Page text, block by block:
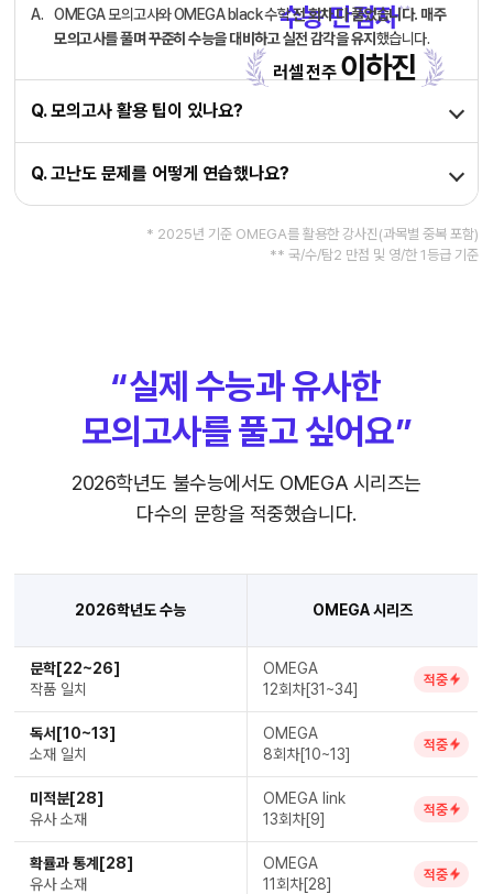
수능 만점자* *
러셀 전주 이하진
OMEGA 모의고사와 OMEGA black 수학전 회차 다 풀었습니다. 매주
모의고사를 풀며 꾸준히 수능을 대비하고 실전 감각을 유지했습니다.
Q. 모의고사 활용 팁이 있나요?
Q. 고난도 문제를 어떻게 연습했나요?
* 2025년 기준 OMEGA를 활용한 강사진(과목별 중복 포함)
** 국/수/탐2 만점 및 영/한 1등급 기준
“실제 수능과 유사한
모의고사를 풀고 싶어요”
2026학년도 불수능에서도 OMEGA 시리즈는
다수의 문항을 적중했습니다.
2026학년도 수능 OMEGA 시리즈
문학[22~26]
작품 일치
OMEGA
12회차[31~34]
적중
독서[10~13]
소재 일치
OMEGA
8회차[10~13]
적중
미적분[28]
유사 소재
OMEGA link
13회차[9]
적중
확률과 통계[28]
유사 소재
OMEGA
11회차[28]
적중